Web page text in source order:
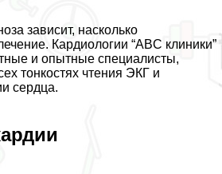
зависит, насколько
Кардиологии “ABC клиники”
и опытные специалисты,
тонкостях чтения ЭКГ и
сердца.